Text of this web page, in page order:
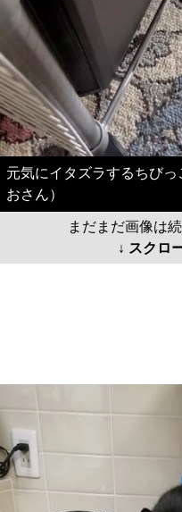
元気にイタズラするちび
おさん）
まだまだ画像は
↓ スクロ